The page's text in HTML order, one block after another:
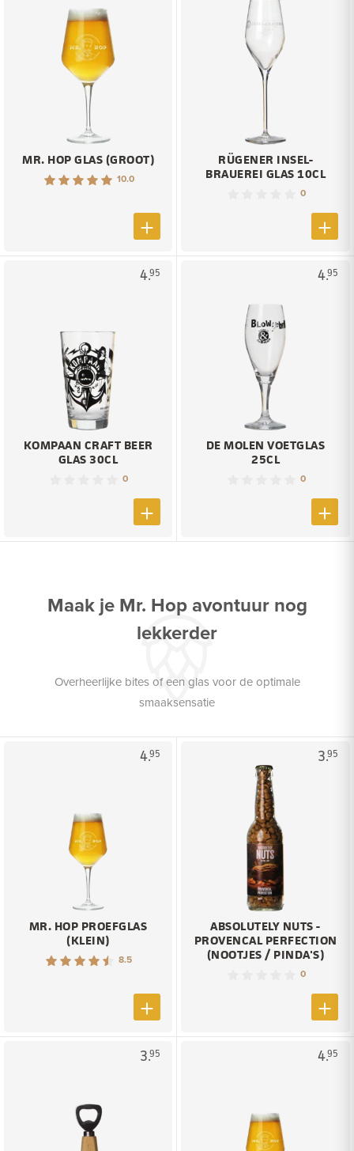
MR. HOP GLAS (GROOT)
10.0
RÜGENER INSEL-
BRAUEREI GLAS 10CL
0
4.95
KOMPAAN CRAFT BEER
GLAS 30CL
0
4.95
DE MOLEN VOETGLAS
25CL
0
Maak je Mr. Hop avontuur nog
lekkerder
Overheerlijke bites of een glas voor de optimale
smaaksensatie
4.95
MR. HOP PROEFGLAS
(KLEIN)
8.5
3.95
ABSOLUTELY NUTS -
PROVENCAL PERFECTION
(NOOTJES / PINDA'S)
0
3.95 4.95